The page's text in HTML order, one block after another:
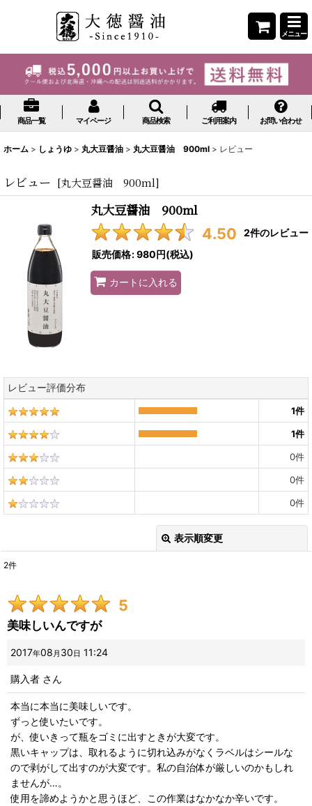
メニュー
商品一覧 マイページ 商品検索 ご利用案内 お問い合わせ
ホーム > しょうゆ > 丸大豆醤油 > 丸大豆醤油 900ml > レビュー
レビュー [丸大豆醤油 900ml]
丸大豆醤油 900ml
4.50 2件のレビュー
販売価格:980円(税込)
カートに入れる
レビュー評価分布
1件
1件
0件
0件
0件
表示順変更
期間:
画像:
星の数 :
並び順:
絞り込む
2件
5
美味しいんですが
2017年08 月 30日 11:24
購入者 さん
本当に本当に美味しいです。
ずっと使いたいです。
が、使いきって瓶をゴミに出すときが大変です。
黒いキャップは、取れるように切れ込みがなくラベルはシールな
ので剥がして出すのが大変です。私の自治体が厳しいのかもしれ
ませんが…。
使用を諦めようかと思うほど、この作業はなかなか辛いです。